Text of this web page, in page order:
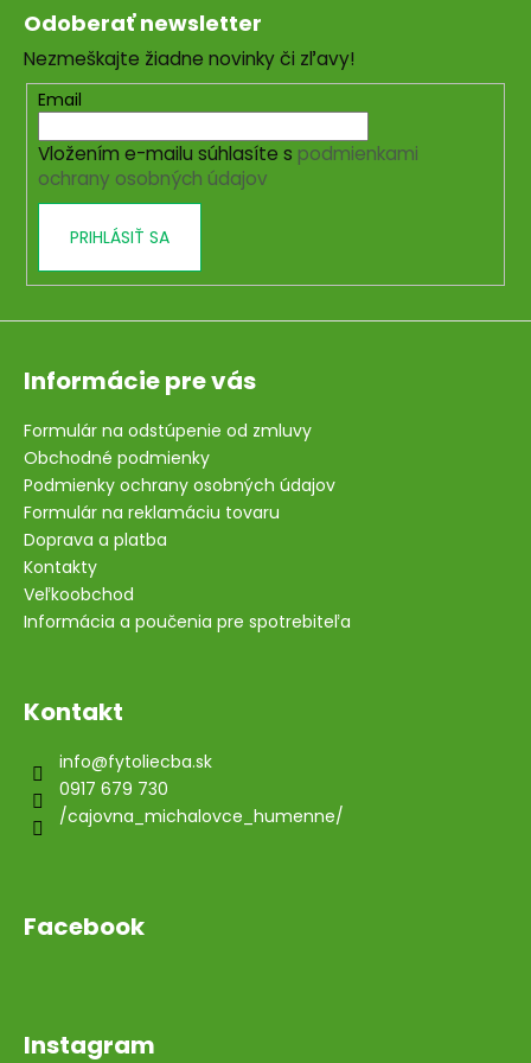
Odoberať newsletter
Nezmeškajte žiadne novinky či zľavy!
Email
Vložením e-mailu súhlasíte s podmienkami
ochrany osobných údajov
PRIHLÁSIŤ SA
Informácie pre vás
Formulár na odstúpenie od zmluvy
Obchodné podmienky
Podmienky ochrany osobných údajov
Formulár na reklamáciu tovaru
Doprava a platba
Kontakty
Veľkoobchod
Informácia a poučenia pre spotrebiteľa
Kontakt
info@fytoliecba.sk
0917 679 730
/cajovna_michalovce_humenne/
Facebook
Instagram